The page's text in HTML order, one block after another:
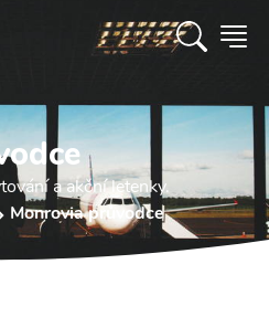
a akční letenky.
Monrovia průvodce